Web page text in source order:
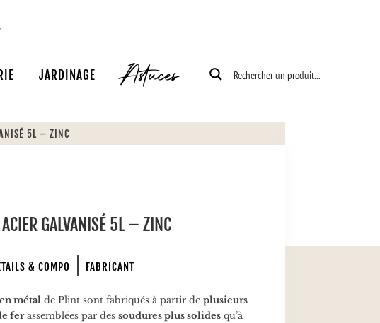
JARDINAGE Astuces
5L – ZINC
GALVANISÉ 5L – ZINC
& COMPO FABRICANT
métalde Plint sont fabriqués à partir de plusieurs
ferassemblées par des soudures plus solidesqu’à